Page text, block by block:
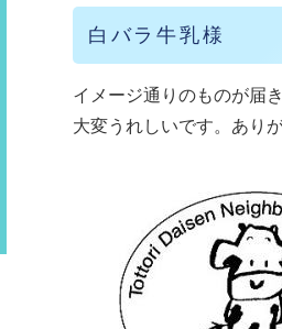
白バラ牛乳様
イメージ通りのものが届き
大変うれしいです。あり